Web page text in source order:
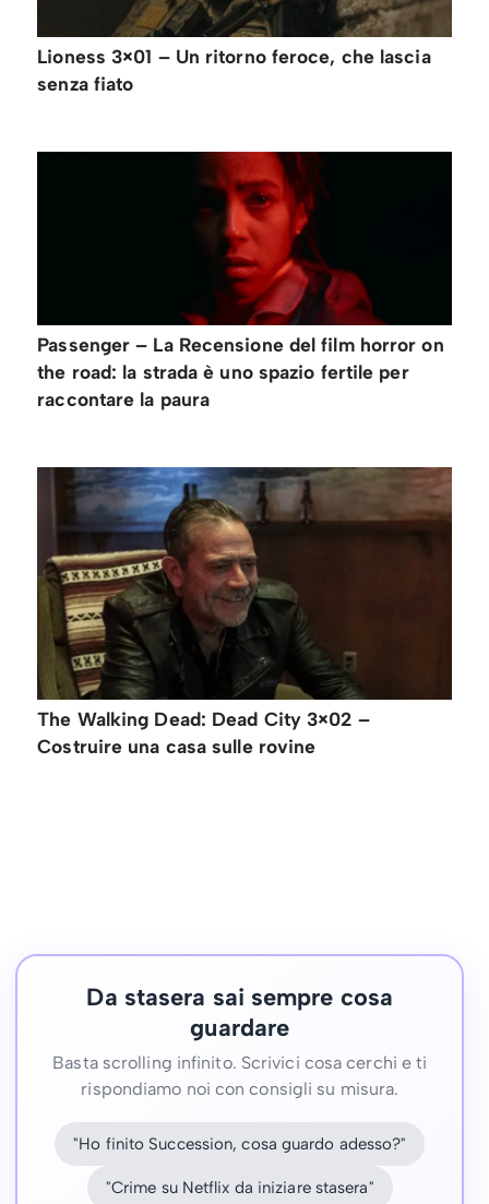
Lioness 3×01 – Un ritorno feroce, che lascia
senza fiato
Passenger – La Recensione del film horror on
the road: la strada è uno spazio fertile per
raccontare la paura
The Walking Dead: Dead City 3×02 –
Costruire una casa sulle rovine
Da stasera sai sempre cosa
guardare
Basta scrolling infinito. Scrivici cosa cerchi e ti
rispondiamo noi con consigli su misura.
"Ho finito Succession, cosa guardo adesso?"
"Crime su Netflix da iniziare stasera"